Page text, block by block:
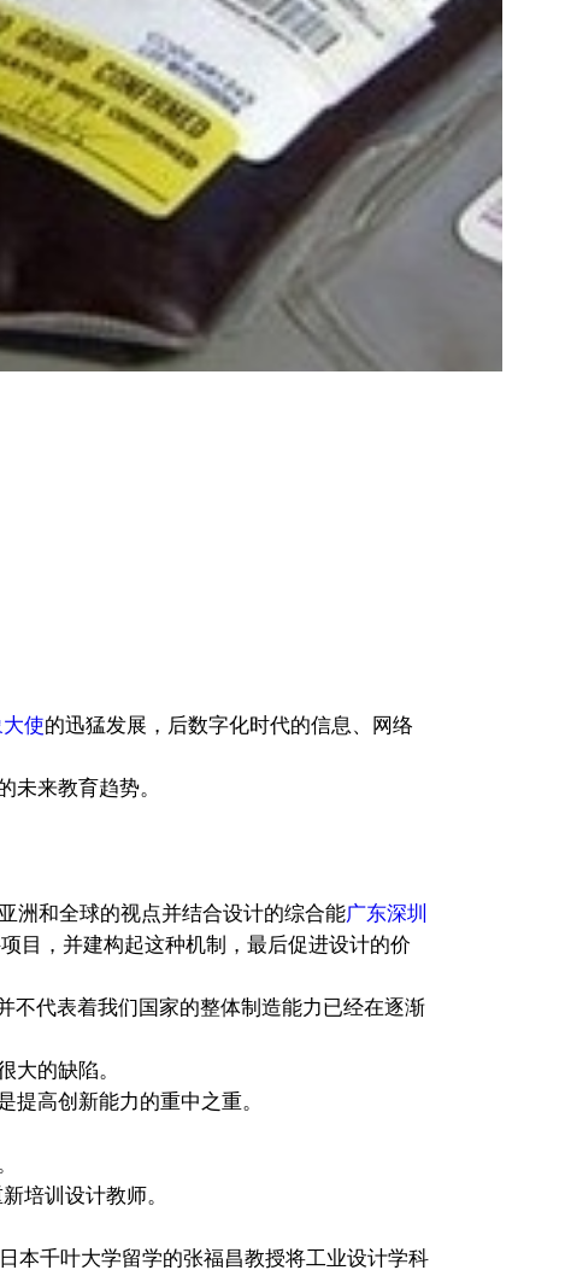
使的迅猛发展，后数字化时代的信息、网络
来教育趋势。
和全球的视点并结合设计的综合能广东深圳
目，并建构起这种机制，最后促进设计的价
不代表着我们国家的整体制造能力已经在逐渐
大的缺陷。
提高创新能力的重中之重。
培训设计教师。
千叶大学留学的张福昌教授将工业设计学科